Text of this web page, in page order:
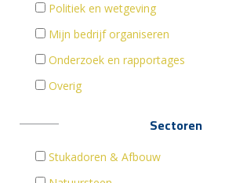
Politiek en wetgeving
Mijn bedrijf organiseren
Onderzoek en rapportages
Overig
Sectoren
Stukadoren & Afbouw